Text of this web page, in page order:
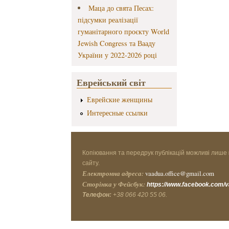
Маца до свята Песах:
підсумки реалізації
гуманітарного проєкту World
Jewish Congress та Вааду
України у 2022-2026 році
Еврейський світ
Еврейские женщины
Интересные ссылки
Копіювання та передрук публікацій можливі лише
сайту.
Електронна адреса: vaadua.office@gmail.com
Сторінка у Фейсбук: https://www.facebook.com/
Телефон: +38 066 420 55 06.